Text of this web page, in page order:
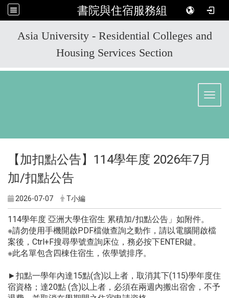
書院與住宿服務組
Asia University - Residential Colleges and
Housing Services Section
【加扣點公告】114學年度 2026年7月
加/扣點公告
2026-07-07 T小編
114學年度 亞洲大學住宿生 累積加/扣點公告」如附件。
※請勿使用手機開啟PDF檔做查詢之動作，請以電腦開啟檔
案後，Ctrl+F搜尋學號查詢床位，務必按下ENTER鍵。
※此名單包含四棟住宿生，依學號排序。
►扣點一學年內達15點(含)以上者，取消其下(115)學年度住
宿資格；達20點 (含)以上者，必須在兩週內搬出宿舍，不予